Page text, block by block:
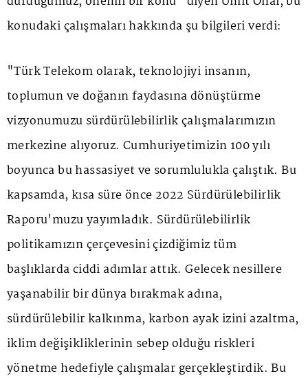
konudaki çalışmaları hakkında şu bilgileri verdi:
"Türk Telekom olarak, teknolojiyi insanın,
toplumun ve doğanın faydasına dönüştürme
vizyonumuzu sürdürülebilirlik çalışmalarımızın
merkezine alıyoruz. Cumhuriyetimizin 100 yılı
boyunca bu hassasiyet ve sorumlulukla çalıştık. Bu
kapsamda, kısa süre önce 2022 Sürdürülebilirlik
Raporu'muzu yayımladık. Sürdürülebilirlik
politikamızın çerçevesini çizdiğimiz tüm
başlıklarda ciddi adımlar attık. Gelecek nesillere
yaşanabilir bir dünya bırakmak adına,
sürdürülebilir kalkınma, karbon ayak izini azaltma,
iklim değişikliklerinin sebep olduğu riskleri
yönetme hedefiyle çalışmalar gerçekleştirdik. Bu